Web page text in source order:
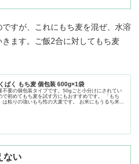
すが、これにもち麦を混ぜ、水溶
ます。ご飯2合に対してもち麦
ばく もち麦 個包装 600g×1袋
不要の個包装タイプです。50gごと小分けにされてい
で初めてもち麦を試す方にもおすすめです。 「もち
は粘りの強いもち性の大麦です。 お米にもうるち米と
ない